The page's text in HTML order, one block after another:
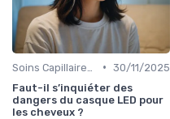
• 30/11/2025
Faut-il s’inquiéter des
dangers du casque LED pour
les cheveux ?